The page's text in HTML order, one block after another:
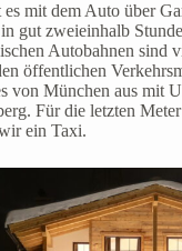
mit dem Auto über
gut zweieinhalb
Autobahnen sind
öffentlichen
von München aus mit
Für die letzten
ein Taxi.